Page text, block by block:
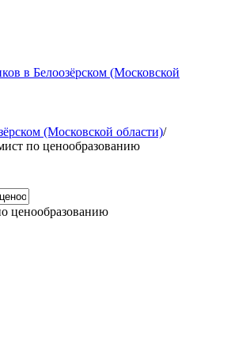
в Белоозёрском (Московской
(Московской области)/
по ценообразованию
ценообразованию